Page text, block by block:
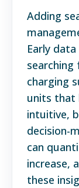
Adding
Early
charging
units that
intuitive,
decision-
can
increase,
these